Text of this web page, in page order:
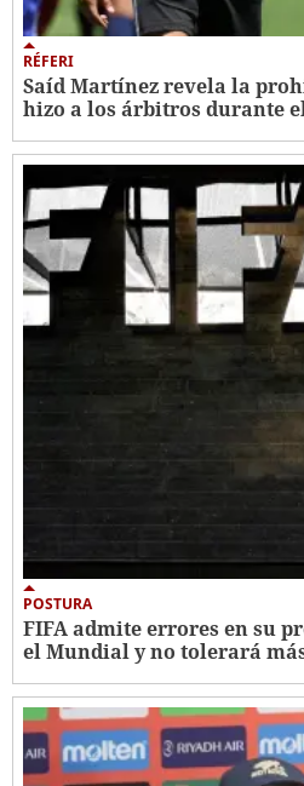
RÉFERI
Saíd Martínez revela la
hizo a los árbitros durante
POSTURA
FIFA admite errores en su
el Mundial y no tolerará